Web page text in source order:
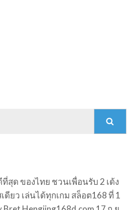
สุด ของไทย ชวนเพื่อนรับ 2 เด้ง
ดียว เล่นได้ทุกเกม สล็อต168 ที่ 1